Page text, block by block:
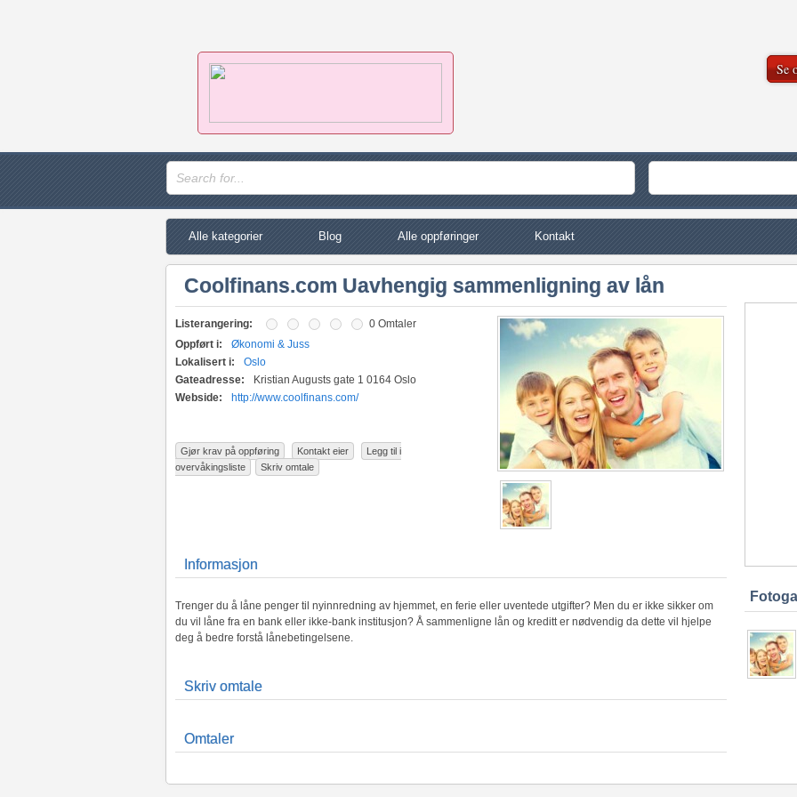
Se
Alle kategorier Blog Alle oppføringer Kontakt
Coolfinans.com Uavhengig sammenligning av lån
Listerangering:
0 Omtaler
Oppført i:
Økonomi & Juss
Lokalisert i:
Oslo
Gateadresse:
Kristian Augusts gate 1 0164 Oslo
Webside:
http://www.coolfinans.com/
Gjør krav på oppføring Kontakt eier
Legg til i
overvåkingsliste
Skriv omtale
Informasjon
Trenger du å låne penger til nyinnredning av hjemmet, en ferie eller uventede utgifter? Men du er ikke sikker om
du vil låne fra en bank eller ikke-bank institusjon? Å sammenligne lån og kreditt er nødvendig da dette vil hjelpe
deg å bedre forstå lånebetingelsene.
Skriv omtale
Omtaler